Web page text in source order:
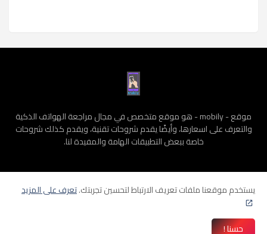
موقع - mobily - هو موقع متخصص في مجال مراجعة الهواتف الذكية
والتعرف على اسعارها، وأيضًا يقدم شروحات تقنية، ويقدم كذلك شروحات
خاصة ببعض التطبيقات الهامة والمفيدة لنا.
الرئيسية سياسة الخصوصية الشروط و الأحكام
من نحن
يستخدم موقعنا ملفات تعريف الارتباط لتحسين تجربتك.تعرف على المزيد
حسنا !